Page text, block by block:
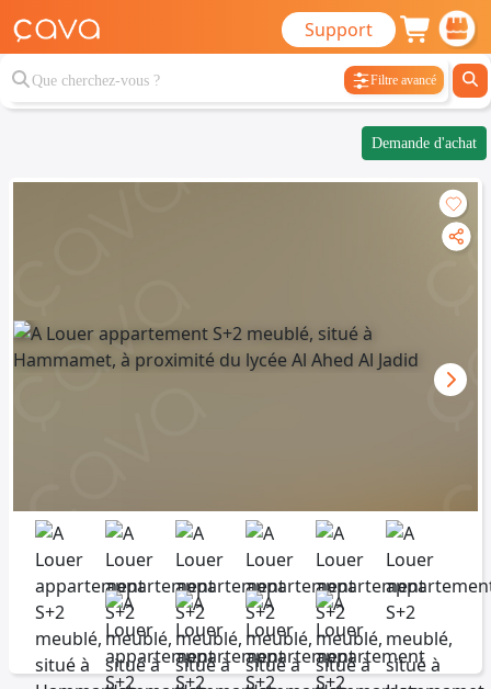
Support
Filtre avancé
Demande d'achat